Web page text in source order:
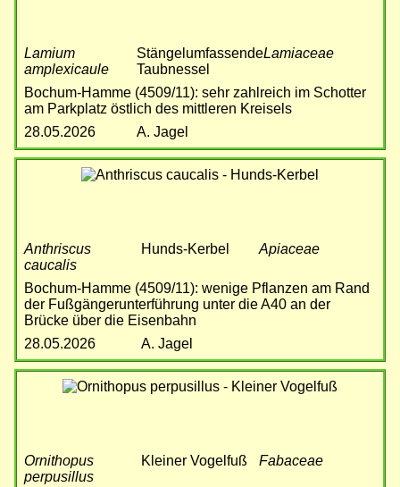
Lamium
amplexicaule
Stängelumfassende
Taubnessel
Lamiaceae
Bochum-Hamme (4509/11): sehr zahlreich im Schotter
am Parkplatz östlich des mittleren Kreisels
28.05.2026
A. Jagel
Anthriscus
caucalis
Hunds-Kerbel Apiaceae
Bochum-Hamme (4509/11): wenige Pflanzen am Rand
der Fußgängerunterführung unter die A40 an der
Brücke über die Eisenbahn
28.05.2026
A. Jagel
Ornithopus
perpusillus
Kleiner Vogelfuß Fabaceae